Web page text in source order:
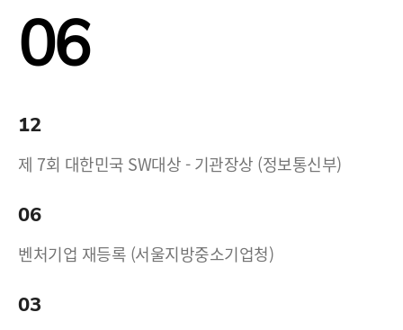
06
12
제 7회 대한민국 SW대상 - 기관장상 (정보통신부)
06
벤처기업 재등록 (서울지방중소기업청)
03